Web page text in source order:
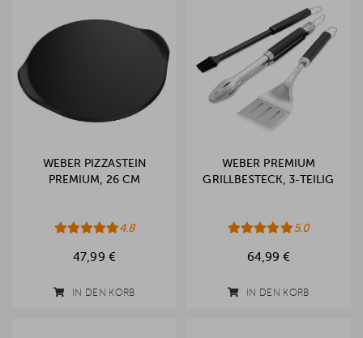
WEBER PIZZASTEIN
PREMIUM, 26 CM
4.8
47,99 €
IN DEN KORB
WEBER PREMIUM
GRILLBESTECK, 3-TEILIG
5.0
64,99 €
IN DEN KORB